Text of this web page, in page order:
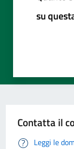
su
Contatta il
Leggi le